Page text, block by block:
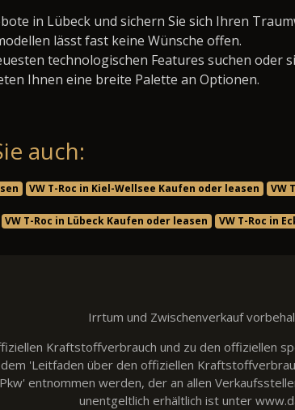
in Lübeck und sichern Sie sich Ihren
lässt fast keine Wünsche offen.
technologischen Features suchen
Ihnen eine breite Palette an Optionen.
auch:
VW T-Roc in Kiel-Wellsee Kaufen oder leasen VW
VW T-Roc in Lübeck Kaufen oder leasen VW T-Roc in
Irrtum und Zwischenverkauf
Kraftstoffverbrauch und zu den offiziellen
'Leitfaden über den offiziellen
entnommen werden, der an allen
unentgeltlich erhältlich ist unter